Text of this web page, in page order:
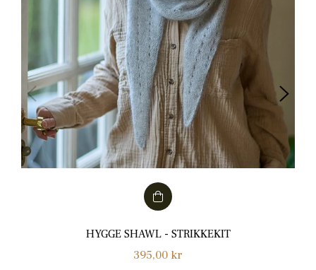
HYGGE SHAWL - STRIKKEKIT
Normalpris
395,00 kr